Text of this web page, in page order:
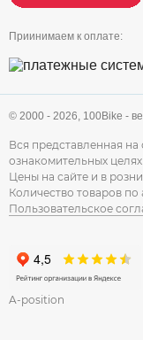
Приинимаем к оплате:
© 2000 - 2026, 100Bike -
Вся представленная
ознакомительных
Цены на сайте и в
Количество товаров
Пользовательское
A-position